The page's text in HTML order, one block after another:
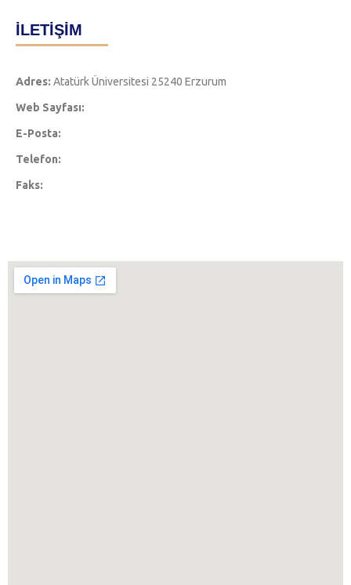
İLETİŞİM
Adres: Atatürk Üniversitesi 25240 Erzurum
Web Sayfası:
E-Posta:
Telefon:
Faks: